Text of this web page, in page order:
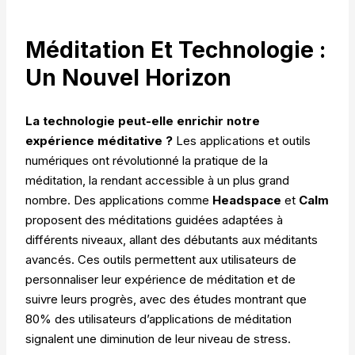
Méditation Et Technologie :
Un Nouvel Horizon
La technologie peut-elle enrichir notre
expérience méditative ? Les applications et outils
numériques ont révolutionné la pratique de la
méditation, la rendant accessible à un plus grand
nombre. Des applications comme Headspace et Calm
proposent des méditations guidées adaptées à
différents niveaux, allant des débutants aux méditants
avancés. Ces outils permettent aux utilisateurs de
personnaliser leur expérience de méditation et de
suivre leurs progrès, avec des études montrant que
80% des utilisateurs d’applications de méditation
signalent une diminution de leur niveau de stress.